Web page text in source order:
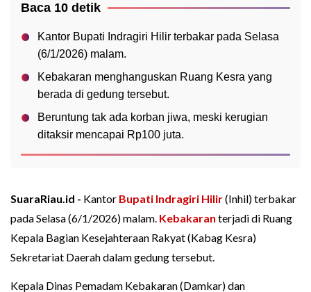
Baca 10 detik
Kantor Bupati Indragiri Hilir terbakar pada Selasa
(6/1/2026) malam.
Kebakaran menghanguskan Ruang Kesra yang
berada di gedung tersebut.
Beruntung tak ada korban jiwa, meski kerugian
ditaksir mencapai Rp100 juta.
SuaraRiau.id - Kantor Bupati Indragiri Hilir(Inhil) terbakar
pada Selasa (6/1/2026) malam. Kebakaran terjadi di Ruang
Kepala Bagian Kesejahteraan Rakyat (Kabag Kesra)
Sekretariat Daerah dalam gedung tersebut.
Kepala Dinas Pemadam Kebakaran (Damkar) dan